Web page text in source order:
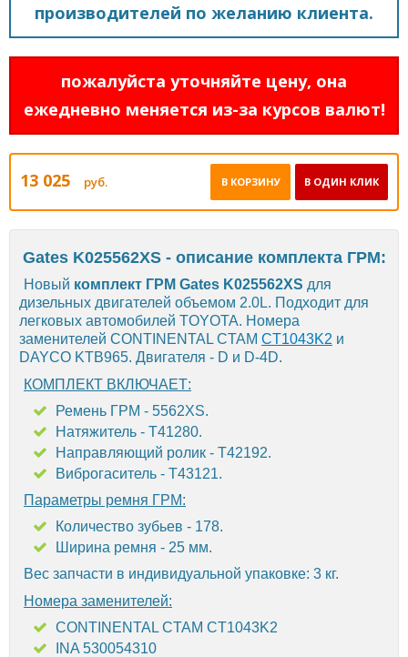
производителей по желанию клиента.
пожалуйста уточняйте цену, она
ежедневно меняется из-за курсов валют!
13 025 руб. В ОДИН КЛИК
В КОРЗИНУ
Gates K025562XS - описание комплекта ГРМ:
Новый комплект ГРМ Gates K025562XS для
дизельных двигателей объемом 2.0L. Подходит для
легковых автомобилей TOYOTA. Номера
заменителей CONTINENTAL CTAM CT1043K2 и
DAYCO KTB965. Двигателя - D и D-4D.
КОМПЛЕКТ ВКЛЮЧАЕТ:
Ремень ГРМ - 5562XS.
Натяжитель - T41280.
Направляющий ролик - T42192.
Виброгаситель - T43121.
Параметры ремня ГРМ:
Количество зубьев - 178.
Ширина ремня - 25 мм.
Вес запчасти в индивидуальной упаковке: 3 кг.
Номера заменителей:
CONTINENTAL CTAM CT1043K2
INA 530054310